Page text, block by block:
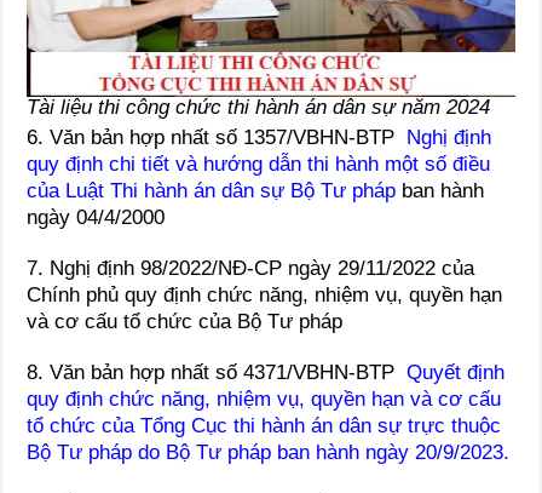
Tài liệu thi công chức thi hành án dân sự năm 2024
6. Văn bản hợp nhất số 1357/VBHN-BTP Nghị định
quy định chi tiết và hướng dẫn thi hành một số điều
của Luật Thi hành án dân sự Bộ Tư pháp ban hành
ngày 04/4/2000
7. Nghị định 98/2022/NĐ-CP ngày 29/11/2022 của
Chính phủ quy định chức năng, nhiệm vụ, quyền hạn
và cơ cấu tổ chức của Bộ Tư pháp
8. Văn bản hợp nhất số 4371/VBHN-BTP Quyết định
quy định chức năng, nhiệm vụ, quyền hạn và cơ cấu
tổ chức của Tổng Cục thi hành án dân sự trực thuộc
Bộ Tư pháp do Bộ Tư pháp ban hành ngày 20/9/2023.